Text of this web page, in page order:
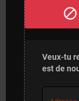
block
Veux-tu
est de